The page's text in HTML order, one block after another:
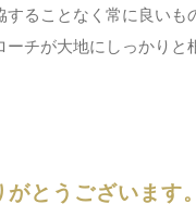
ることなく常に良い
チが大地にしっかりと
とうございます。